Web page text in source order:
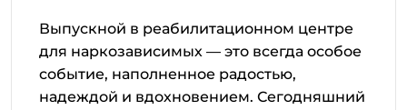
Выпускной в реабилитационном центре
для наркозависимых — это всегда особое
событие, наполненное радостью,
надеждой и вдохновением. Сегодняшний